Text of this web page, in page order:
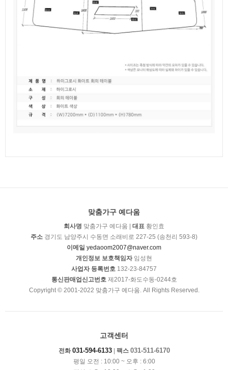
맞춤가구 예다움
회사명 맞춤가구 예다움 | 대표 황인효
주소 경기도 남양주시 수동면 소래비로 227-25 (송천리 593-8)
이메일 yedaoom2007@naver.com
개인정보 보호책임자임성현
사업자 등록번호 132-23-84757
통신판매업신고번호 제2017-화도수동-0244호
Copyright © 2001-2022 맞춤가구 예다움. All Rights Reserved.
고객센터
전화 031-594-6133| 팩스 031-511-6170
평일 오전 : 10:00 ~ 오후 : 6:00